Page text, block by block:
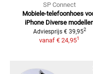
SP Connect
Mobiele-telefoonhoes
iPhone Diverse
Adviesprijs € 39,952
vanaf € 24,951